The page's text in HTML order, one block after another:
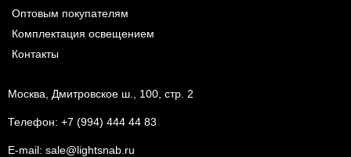
Оптовым покупателям
Комплектация освещением
Контакты
Москва, Дмитровское ш., 100, стр. 2
Телефон: +7 (994) 444 44 83
E-mail: sale@lightsnab.ru